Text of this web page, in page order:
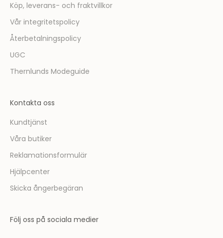
Köp, leverans- och fraktvillkor
Vår integritetspolicy
Återbetalningspolicy
UGC
Thernlunds Modeguide
Kontakta oss
Kundtjänst
Våra butiker
Reklamationsformulär
Hjälpcenter
Skicka ångerbegäran
Följ oss på sociala medier